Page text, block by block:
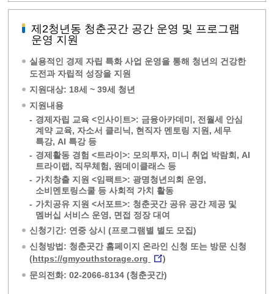
제2청년동 청춘곳간 공간 운영 및 프로그램
운영 지원
실용적인 경제 자립 특화 사업 운영을 통해 청년의 건강한
도전과 자립적 성장을 지원
지원대상: 18세 ~ 39세 청년
지원내용
- 경제자립 교육 <인사이트>: 금융아카데미, 전월세 안심
계약 교육, 자소서 클리닉, 현직자 멘토링 지원, 세무
특강, AI 특강 등
- 경제활동 경험 <트라이>: 모의투자, 미니 취업 박람회, AI
트라이랩, 직무체험, 원데이클래스 등
- 가치창출 지원 <임팩트>: 광명청년의회 운영,
소비멘토링스쿨 등 사회적 가치 활동
- 가치공유 지원 <서포트>: 청춘곳간 공유 공간 제공 및
멤버십 서비스 운영, 면접 정장 대여
신청기간: 연중 상시 (프로그램별 별도 모집)
신청방법: 청춘곳간 홈페이지 온라인 신청 또는 방문 신청
(https://gmyouthstorage.org
)
문의전화: 02-2066-8134 (청춘곳간)